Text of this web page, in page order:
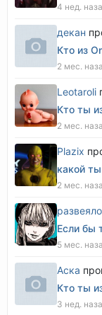
4 нед.
декан
Кто из
2 мес.
Leotaroli
Кто ты
2 мес.
Plazix
какой
2 мес.
Если бы
5 мес.
Аска
Кто ты
3 нед.